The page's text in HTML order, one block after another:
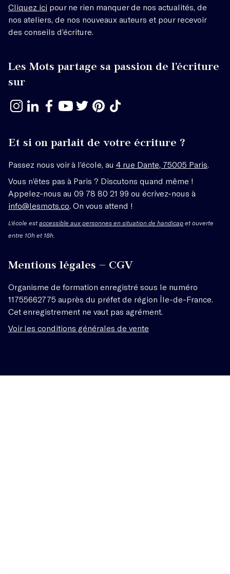
Cliquez ici pour ne rien manquer de nos actualités, de
nos ateliers, de nos nouveaux auteurs et pour recevoir
des conseils d’écriture.
Les Mots partage sa passion de l’écriture
sur
Et si on parlait de votre écriture ?
Passez nous voir à l’école, au 4 rue Dante, 75005 Paris.
Vous n’êtes pas à Paris ? Discutons quand même !
Appelez-nous au 09 78 80 21 99 ou écrivez-nous à
info@lesmots.co. On vous attend !
L'école estaccessible aux personnes en situation de handicap et ouverte
entre 10h et 18h.
Mentions légales – CGV
Organisme de formation enregistré sous le numéro
11755662775 auprès du préfet de région Île-de-France.
Cet enregistrement ne vaut pas agrément.
Voir les conditions générales de vente